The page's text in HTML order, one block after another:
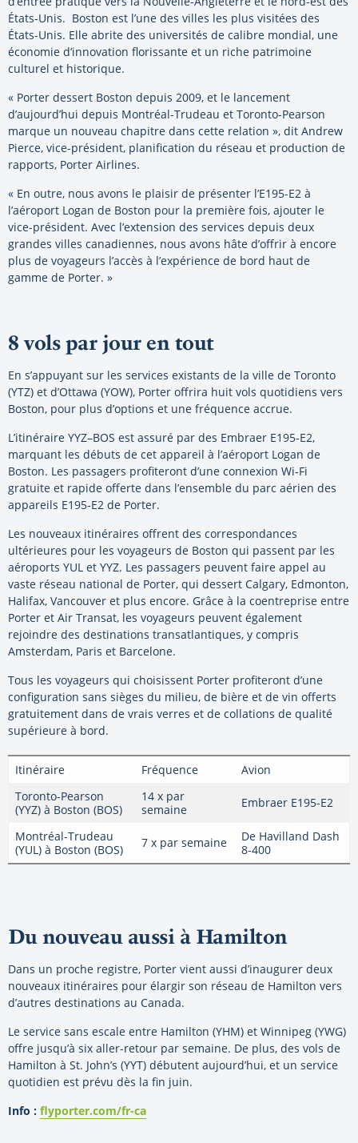
États-Unis. Boston est l’une des villes les plus visitées des
États-Unis. Elle abrite des universités de calibre mondial, une
économie d’innovation florissante et un riche patrimoine
culturel et historique.
« Porter dessert Boston depuis 2009, et le lancement
d’aujourd’hui depuis Montréal-Trudeau et Toronto-Pearson
marque un nouveau chapitre dans cette relation », dit Andrew
Pierce, vice-président, planification du réseau et production de
rapports, Porter Airlines.
« En outre, nous avons le plaisir de présenter l’E195-E2 à
l’aéroport Logan de Boston pour la première fois, ajouter le
vice-président. Avec l’extension des services depuis deux
grandes villes canadiennes, nous avons hâte d’offrir à encore
plus de voyageurs l’accès à l’expérience de bord haut de
gamme de Porter. »
8 vols par jour en tout
En s’appuyant sur les services existants de la ville de Toronto
(YTZ) et d’Ottawa (YOW), Porter offrira huit vols quotidiens vers
Boston, pour plus d’options et une fréquence accrue.
L’itinéraire YYZ–BOS est assuré par des Embraer E195‑E2,
marquant les débuts de cet appareil à l’aéroport Logan de
Boston. Les passagers profiteront d’une connexion Wi‑Fi
gratuite et rapide offerte dans l’ensemble du parc aérien des
appareils E195‑E2 de Porter.
Les nouveaux itinéraires offrent des correspondances
ultérieures pour les voyageurs de Boston qui passent par les
aéroports YUL et YYZ. Les passagers peuvent faire appel au
vaste réseau national de Porter, qui dessert Calgary, Edmonton,
Halifax, Vancouver et plus encore. Grâce à la coentreprise entre
Porter et Air Transat, les voyageurs peuvent également
rejoindre des destinations transatlantiques, y compris
Amsterdam, Paris et Barcelone.
Tous les voyageurs qui choisissent Porter profiteront d’une
configuration sans sièges du milieu, de bière et de vin offerts
gratuitement dans de vrais verres et de collations de qualité
supérieure à bord.
Itinéraire Fréquence
Avion
Toronto-Pearson
(YYZ) à Boston (BOS)
14 x par
semaine
Embraer E195-E2
Montréal-Trudeau
(YUL) à Boston (BOS)
7 x par semaine
De Havilland Dash
8-400
Du nouveau aussi à Hamilton
Dans un proche registre, Porter vient aussi d’inaugurer deux
nouveaux itinéraires pour élargir son réseau de Hamilton vers
d’autres destinations au Canada.
Le service sans escale entre Hamilton (YHM) et Winnipeg (YWG)
offre jusqu’à six aller-retour par semaine. De plus, des vols de
Hamilton à St. John’s (YYT) débutent aujourd’hui, et un service
quotidien est prévu dès la fin juin.
Info : flyporter.com/fr-ca